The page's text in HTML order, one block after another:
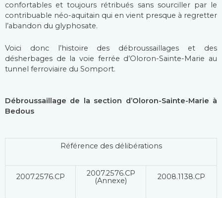
confortables et toujours rétribués sans sourciller par le
contribuable néo-aquitain qui en vient presque à regretter
l’abandon du glyphosate.
Voici donc l’histoire des débroussaillages et des
désherbages de la voie ferrée d’Oloron-Sainte-Marie au
tunnel ferroviaire du Somport.
Débroussaillage de la section d’Oloron-Sainte-Marie à
Bedous
Référence des délibérations
2007.2576.CP
2007.2576.CP
(Annexe)
2008.1138.CP